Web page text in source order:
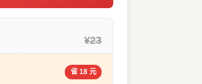
¥23
省 18 元